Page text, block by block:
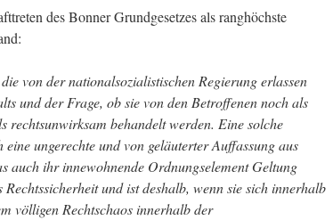
des Bonner Grundgesetzes als ranghöchste
von der nationalsozialistischen Regierung erlassen
und der Frage, ob sie von den Betroffenen noch als
rechtsunwirksam behandelt werden. Eine solche
ungerechte und von geläuterter Auffassung aus
auch ihr innewohnende Ordnungselement Geltung
und ist deshalb, wenn sie sich innerhalb
völligen Rechtschaos innerhalb der